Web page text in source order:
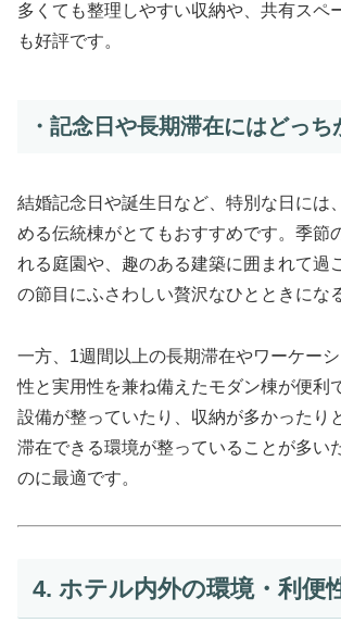
多くても整理しやすい収納や、共有スペ
も好評です。
・記念日や長期滞在にはどっち
結婚記念日や誕生日など、特別な日には
める伝統棟がとてもおすすめです。季節
れる庭園や、趣のある建築に囲まれて過
の節目にふさわしい贅沢なひとときにな
一方、1週間以上の長期滞在やワーケー
性と実用性を兼ね備えたモダン棟が便利
設備が整っていたり、収納が多かったり
滞在できる環境が整っていることが多い
のに最適です。
4. ホテル内外の環境・利便